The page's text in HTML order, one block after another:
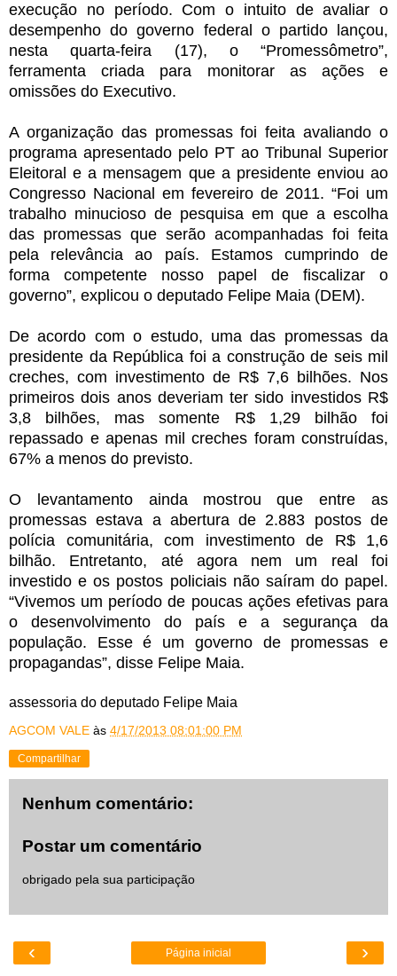
execução no período. Com o intuito de avaliar o
desempenho do governo federal o partido lançou,
nesta quarta-feira (17), o “Promessômetro”,
ferramenta criada para monitorar as ações e
omissões do Executivo.
A organização das promessas foi feita avaliando o
programa apresentado pelo PT ao Tribunal Superior
Eleitoral e a mensagem que a presidente enviou ao
Congresso Nacional em fevereiro de 2011. “Foi um
trabalho minucioso de pesquisa em que a escolha
das promessas que serão acompanhadas foi feita
pela relevância ao país. Estamos cumprindo de
forma competente nosso papel de fiscalizar o
governo”, explicou o deputado Felipe Maia (DEM).
De acordo com o estudo, uma das promessas da
presidente da República foi a construção de seis mil
creches, com investimento de R$ 7,6 bilhões. Nos
primeiros dois anos deveriam ter sido investidos R$
3,8 bilhões, mas somente R$ 1,29 bilhão foi
repassado e apenas mil creches foram construídas,
67% a menos do previsto.
O levantamento ainda mostrou que entre as
promessas estava a abertura de 2.883 postos de
polícia comunitária, com investimento de R$ 1,6
bilhão. Entretanto, até agora nem um real foi
investido e os postos policiais não saíram do papel.
“Vivemos um período de poucas ações efetivas para
o desenvolvimento do país e a segurança da
população. Esse é um governo de promessas e
propagandas”, disse Felipe Maia.
assessoria do deputado Felipe Maia
AGCOM VALE às 4/17/2013 08:01:00 PM
Compartilhar
Nenhum comentário:
Postar um comentário
obrigado pela sua participação
‹ ›
Página inicial